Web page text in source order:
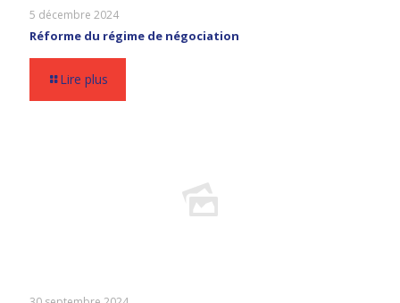
5 décembre 2024
Réforme du régime de négociation
Lire plus